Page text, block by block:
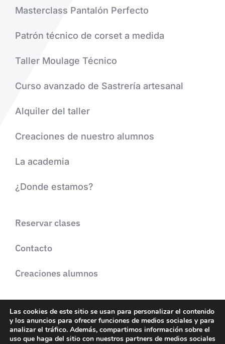
Masterclass Pantalón Perfecto
Patrón técnico de corset a medida
Taller Moulage Técnico
Curso avanzado de Sastrería artesanal
Alquiler del taller
Creaciones de nuestro alumnos
La academia
¿Donde estamos?
Reservar clases
Contacto
Creaciones alumnos
© 2022 • Realce textíl
Las cookies de este sitio se usan para personalizar el contenido
y los anuncios para ofrecer funciones de medios sociales y para
analizar el tráfico. Además, compartimos información sobre el
uso que haga del sitio con nuestros partners de medios sociales